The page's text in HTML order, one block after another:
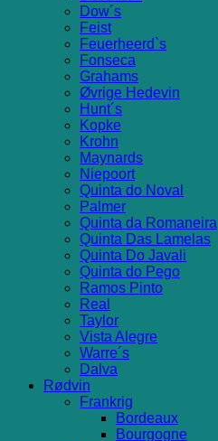
Dow´s
Feist
Feuerheerd`s
Fonseca
Grahams
Øvrige Hedevin
Hunt´s
Kopke
Krohn
Maynards
Niepoort
Quinta do Noval
Palmer
Quinta da Romaneira
Quinta Das Lamelas
Quinta Do Javali
Quinta do Pego
Ramos Pinto
Real
Taylor
Vista Alegre
Warre´s
Dalva
Rødvin
Frankrig
Bordeaux
Bourgogne